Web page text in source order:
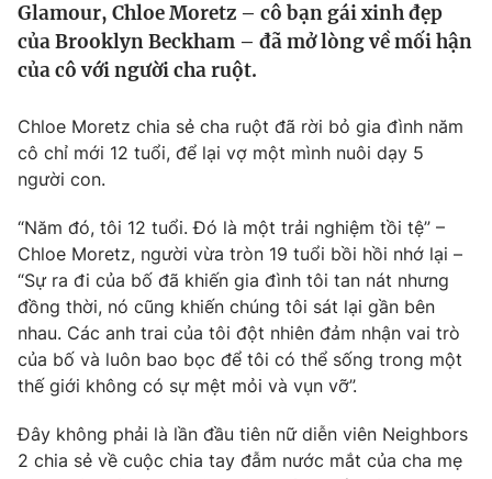
Thế giới
Tin tức
Thế giới đó đây
Câu chuyện quốc tế
Tài chính
Thị trường
Góc doanh nghiệp
Dữ liệu và đời sống
Truyền hình
Phim VTV
Hậu trường
Nhân vật
Khán giả
Giải sao mai
Giải trí
Điện ảnh
Âm nhạc
Sao
Đời sống
Du lịch
Làm đẹp
Tuyển sinh
Glamour, Chloe Moretz – cô bạn gái xinh đẹp
của Brooklyn Beckham – đã mở lòng về mối hận
của cô với người cha ruột.
Chloe Moretz chia sẻ cha ruột đã rời bỏ gia đình năm
cô chỉ mới 12 tuổi, để lại vợ một mình nuôi dạy 5
người con.
“Năm đó, tôi 12 tuổi. Đó là một trải nghiệm tồi tệ” –
Chloe Moretz, người vừa tròn 19 tuổi bồi hồi nhớ lại –
“Sự ra đi của bố đã khiến gia đình tôi tan nát nhưng
đồng thời, nó cũng khiến chúng tôi sát lại gần bên
nhau. Các anh trai của tôi đột nhiên đảm nhận vai trò
của bố và luôn bao bọc để tôi có thể sống trong một
thế giới không có sự mệt mỏi và vụn vỡ”.
Đây không phải là lần đầu tiên nữ diễn viên Neighbors
2 chia sẻ về cuộc chia tay đẫm nước mắt của cha mẹ